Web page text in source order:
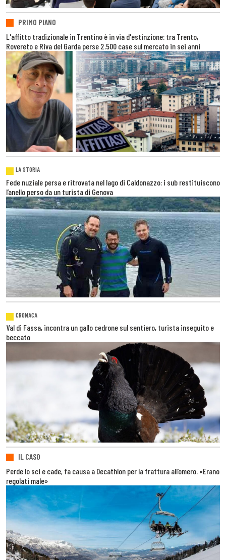
PRIMO PIANO
L'affitto tradizionale in Trentino è in via d'estinzione: tra Trento,
Rovereto e Riva del Garda perse 2.500 case sul mercato in sei anni
LA STORIA
Fede nuziale persa e ritrovata nel lago di Caldonazzo: i sub restituiscono
l’anello perso da un turista di Genova
CRONACA
Val di Fassa, incontra un gallo cedrone sul sentiero, turista inseguito e
beccato
IL CASO
Perde lo sci e cade, fa causa a Decathlon per la frattura all’omero. «Erano
regolati male»